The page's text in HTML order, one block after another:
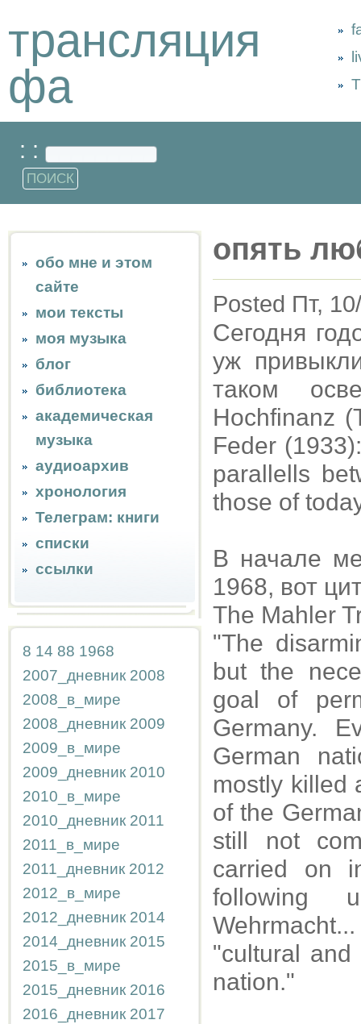
трансляция
фа
: :
обо мне и этом
сайте
мои тексты
моя музыка
блог
библиотека
академическая
музыка
аудиоархив
хронология
Телеграм: книги
списки
ссылки
8 14 88 1968
2007_дневник 2008
2008_в_мире
2008_дневник 2009
2009_в_мире
2009_дневник 2010
2010_в_мире
2010_дневник 2011
2011_в_мире
2011_дневник 2012
2012_в_мире
2012_дневник 2014
2014_дневник 2015
2015_в_мире
2015_дневник 2016
2016_дневник 2017
опять
Posted Пт,
Сегодня
уж
таком
Hochfinanz
Feder
parallells
those of
В начале
1968, вот
The Mahler
"The
but the
goal of
Germany.
German
mostly killed
of the
still not
carried on
following
"cultural and
nation."